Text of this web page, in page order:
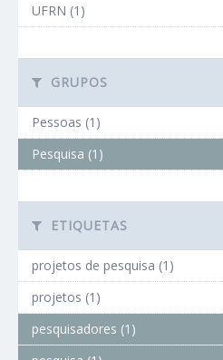
UFRN (1)
GRUPOS
Pessoas (1)
Pesquisa (1)
ETIQUETAS
projetos de pesquisa (1)
projetos (1)
pesquisadores (1)